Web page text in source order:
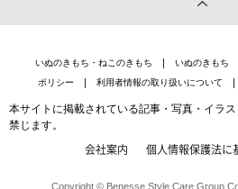
いぬのきもち・ねこのきもち いぬのきもち
ポリシー
利用者情報の取り扱いについて
本サイトに掲載されている記事・写真・イラ
禁じます。
会社案内 個人情報保護法に
Copyright © Benesse Style Care Group